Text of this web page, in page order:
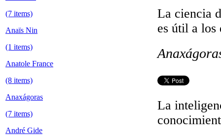
(7 items)
Anaïs Nin
(1 items)
Anatole France
(8 items)
Anaxágoras
(7 items)
André Gide
La ciencia
es útil a los
La